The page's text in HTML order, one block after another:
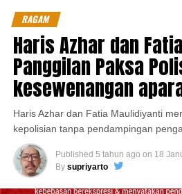
RAGAM
Haris Azhar dan
Panggilan Paksa
kesewenangan
Haris Azhar dan Fatia Maulidiyanti
kepolisian tanpa pendampingan
Published 5 tahun ago on 18
By supriyarto